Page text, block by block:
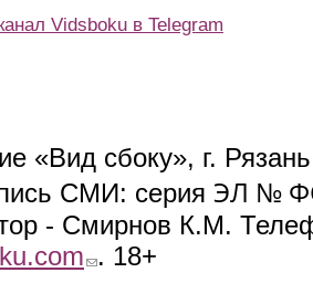
Vidsboku в Telegram
«Вид сбоку», г.
СМИ: серия ЭЛ №
- Смирнов К.М.
(link sends e-mail)
. 18+